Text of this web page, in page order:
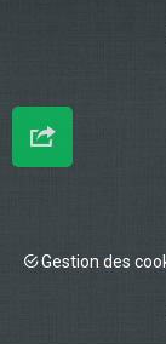
Gestion des